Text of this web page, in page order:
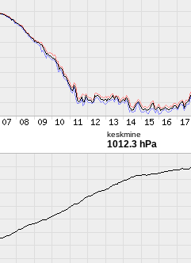
keskmine
1012.3 hPa